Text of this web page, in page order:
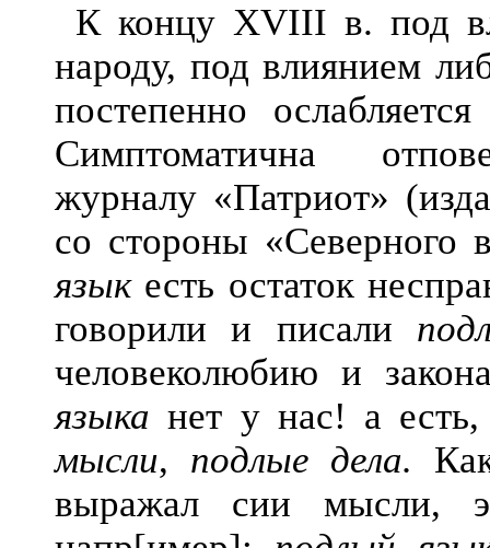
К концу XVIII в. под
народу, под влиянием
постепенно
Симптоматична
журналу «Патриот»
со стороны «Северного
языкесть остаток
говорили и писали
человеколюбию и
языка нет у нас! а
мысли, подлые дела.
выражал сии мысли,